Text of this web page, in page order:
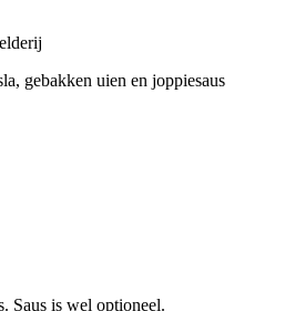
gebakken uien en joppiesaus
Saus is wel optioneel.